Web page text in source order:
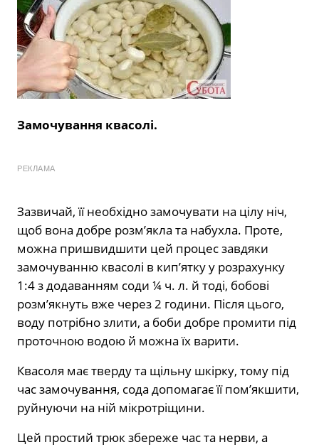
Замочування квасолі.
РЕКЛАМА
Зазвичай, її необхідно замочувати на цілу ніч,
щоб вона добре розм’якла та набухла. Проте,
можна пришвидшити цей процес завдяки
замочуванню квасолі в кип’ятку у розрахунку
1:4 з додаванням соди ¼ ч. л. й тоді, бобові
розм’якнуть вже через 2 години. Після цього,
воду потрібно злити, а боби добре промити під
проточною водою й можна їх варити.
Квасоля має тверду та щільну шкірку, тому під
час замочування, сода допомагає її пом’якшити,
руйнуючи на ній мікротріщини.
Цей простий трюк збереже час та нерви, а